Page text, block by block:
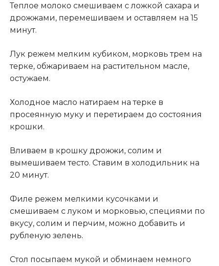
Теплое молоко смешиваем с ложкой сахара и
дрожжами, перемешиваем и оставляем на 15
минут.
Лук режем мелким кубиком, морковь трем на
терке, обжариваем на растительном масле,
остужаем.
Холодное масло натираем на терке в
просеянную муку и перетираем до состояния
крошки.
Вливаем в крошку дрожжи, солим и
вымешиваем тесто. Ставим в холодильник на
20 минут.
Филе режем мелкими кусочками и
смешиваем с луком и морковью, специями по
вкусу, солим и перчим, можно добавить и
рубленую зелень.
Стол посыпаем мукой и обминаем немного